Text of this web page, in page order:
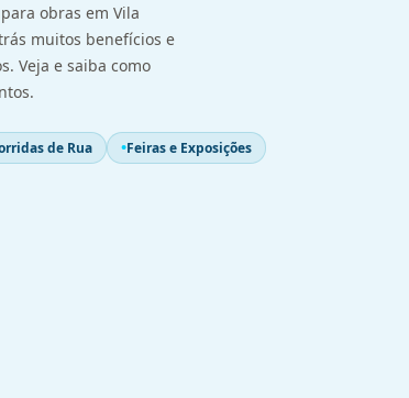
obras em Vila
muitos benefícios e
Veja e saiba como
de Rua Feiras e Exposições